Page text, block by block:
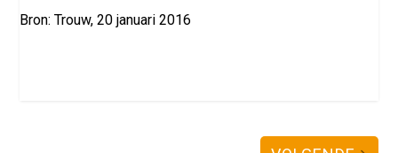
Bron: Trouw, 20 januari 2016